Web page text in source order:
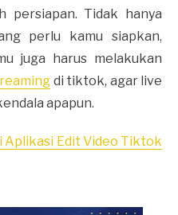
persiapan. Tidak hanya
perlu kamu siapkan,
juga harus melakukan
di tiktok, agar live
apapun.
Aplikasi Edit Video Tiktok